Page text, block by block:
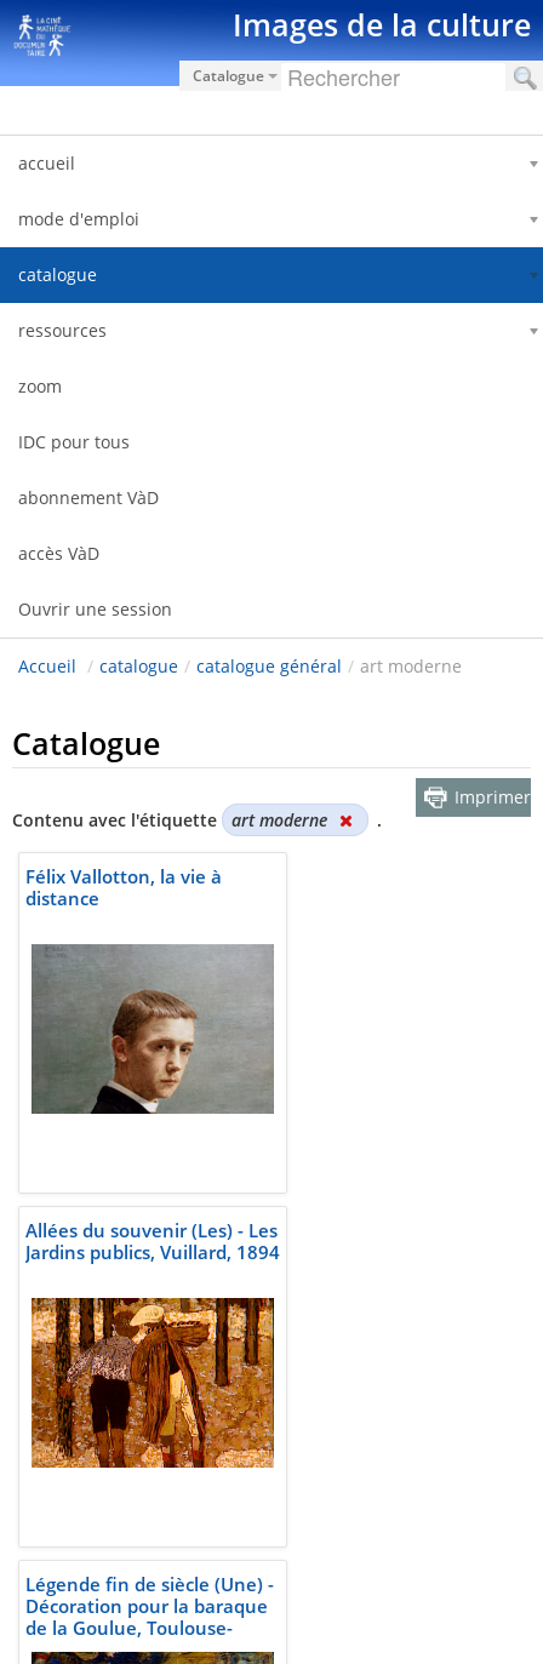
Saut au contenu Images de la culture
Catalogue
accueil
mode d'emploi
catalogue
ressources
zoom
IDC pour tous
abonnement VàD
accès VàD
Ouvrir une session
Accueil / catalogue / catalogue général / art moderne
Catalogue
Contenu avec l'étiquette art moderne .
Imprimer
Félix Vallotton, la vie à
distance
Allées du souvenir (Les) - Les
Jardins publics, Vuillard, 1894
Légende fin de siècle (Une) -
Décoration pour la baraque
de la Goulue, Toulouse-
Lautrec, 1895